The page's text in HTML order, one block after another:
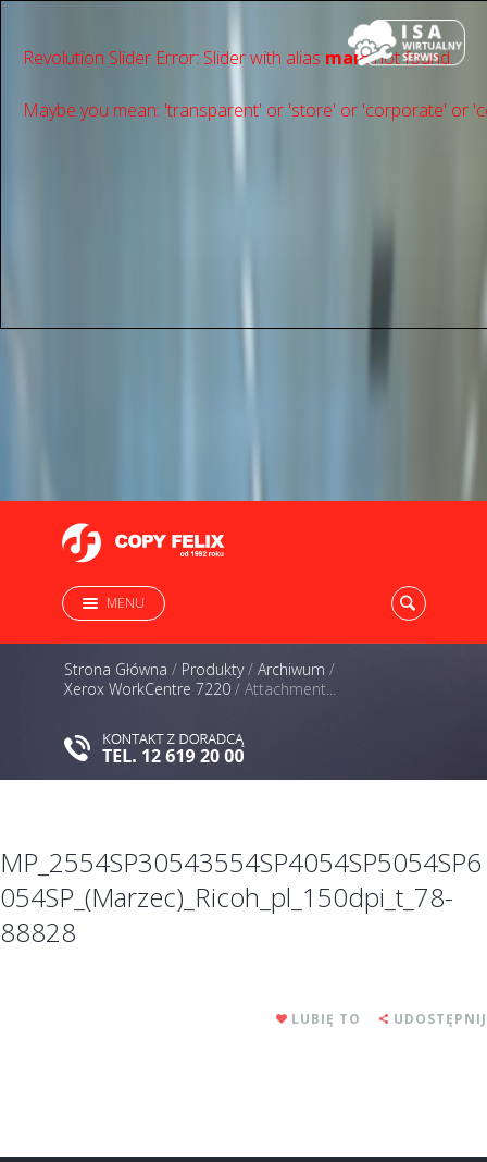
Revolution Slider Error: Slider with alias mainnot found.
Maybe you mean: 'transparent' or 'store' or 'сorporate' or
MENU
Strona Główna / Produkty/ Archiwum /
Xerox WorkCentre 7220 / Attachment...
MP_2554SP30543554SP4054SP5054SP6
054SP_(Marzec)_Ricoh_pl_150dpi_t_78-
88828
LUBIĘ TO UDOSTĘPNIJ